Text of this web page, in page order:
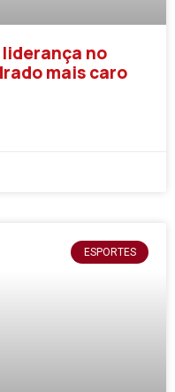
no
mais caro
ESPORTES